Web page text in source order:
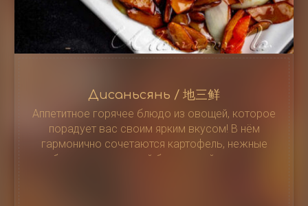
Дисаньсянь / 地三鲜
Аппетитное горячее блюдо из овощей, которое
порадует вас своим ярким вкусом! В нём
гармонично сочетаются картофель, нежные
баклажаны, сочный болгарский перец и